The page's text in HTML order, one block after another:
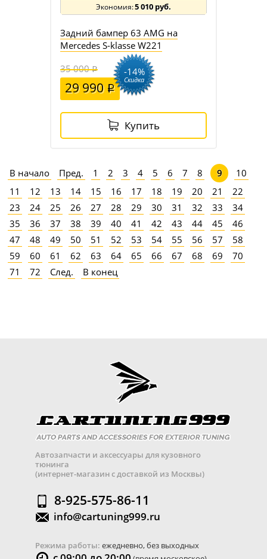
5 010 руб.
Задний бампер 63 AMG на
Mercedes S-klasse W221
35 000
29 990
-14%
Скидка
Купить
В начало Пред. 1 2 3 4 5 6 7 8 9
10
11
12 13 14 15 16 17 18 19 20 21
22
23
24 25 26 27 28 29 30 31 32 33
34
35
36 37 38 39 40 41 42 43 44 45
46
47
48 49 50 51 52 53 54 55 56 57
58
59
60 61 62 63 64 65 66 67 68 69
70
71
72 След. В конец
Автозапчасти и аксессуары для кузовного
тюнинга
(интернет-магазин с доставкой из Москвы)
8-925-575-86-11
info@cartuning999.ru
Режима работы: ежедневно, без выходных